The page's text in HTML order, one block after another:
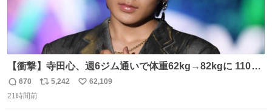
【衝撃】寺田心、週6ジム通いで体重62kg→82kgに 110kg
のベンチプレス持ち上げる姿披露
news.livedoor.com/article/detail… 元々自重のみだった
返
信
670
リ
5,242
い
62,109
21時間前